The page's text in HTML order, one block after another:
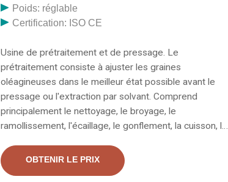
Poids: réglable
Certification: ISO CE
Usine de prétraitement et de pressage. Le
prétraitement consiste à ajuster les graines
oléagineuses dans le meilleur état possible avant le
pressage ou l'extraction par solvant. Comprend
principalement le nettoyage, le broyage, le
ramollissement, l'écaillage, le gonflement, la cuisson, le
nécessitent un processus de prétraitement différent,
puis utilisez une presse à huile pour extraire l'huile.
OBTENIR LE PRIX